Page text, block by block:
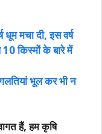
धूम मचा दी, इस वर्ष
10 किस्मों के बारे में
भूल कर भी न
हैं, हम कृषि